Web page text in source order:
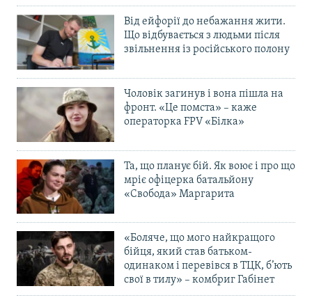
Від ейфорії до небажання жити.
Що відбувається з людьми після
звільнення із російського полону
Чоловік загинув і вона пішла на
фронт. «Це помста» – каже
операторка FPV «Білка»
Та, що планує бій. Як воює і про що
мріє офіцерка батальйону
«Свобода» Маргарита
«Боляче, що мого найкращого
бійця, який став батьком-
одинаком і перевівся в ТЦК, б’ють
свої в тилу» – комбриг Габінет